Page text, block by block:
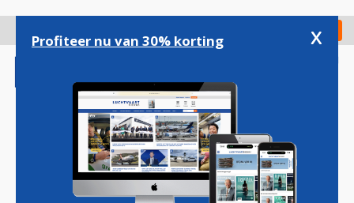
gaan
Check in
Magazine Podcasts Vacatures
Profiteer nu van 30% korting x